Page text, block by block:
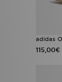
adidas
115,00€